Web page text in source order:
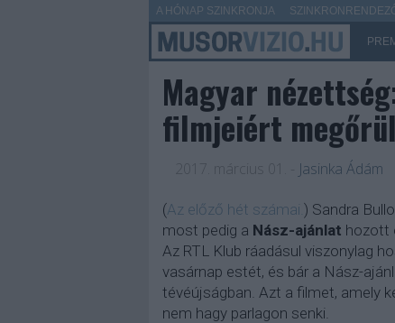
A HÓNAP SZINKRONJA
Magyar
filmjeiért
2017. március 01. Jasinka Ádám
(Az előző hét számai. ) Sandra
most pedig a Nász-ajánlat hozott
Az RTL Klub ráadásul viszonylag
vasárnap estét, és bár a Nász-
tévéújságban. Azt a filmet, amely
nem hagy parlagon senki.